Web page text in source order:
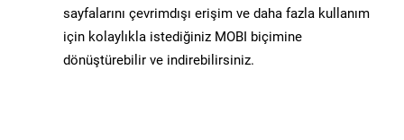
sayfalarını çevrimdışı erişim ve daha fazla kullanım
için kolaylıkla istediğiniz MOBI biçimine
dönüştürebilir ve indirebilirsiniz.